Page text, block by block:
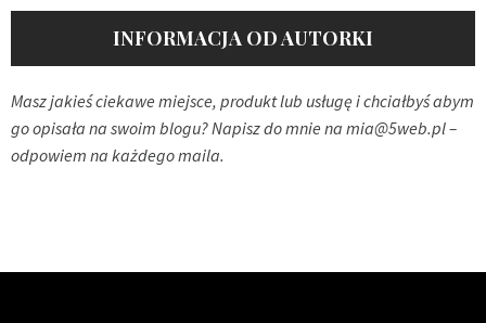
INFORMACJA OD AUTORKI
Masz jakieś ciekawe miejsce, produkt lub usługę i chciałbyś abym
go opisała na swoim blogu? Napisz do mnie na mia@5web.pl–
odpowiem na każdego maila.